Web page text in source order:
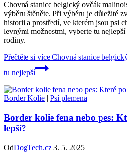
Chovná stanice belgický ovčák
výběru štěněte. Při výběru je důležité
historii a prostředí, ve kterém jsou psi
levnými možnostmi, vyberte tu nejlepší
rodiny.
Přečtěte si více Chovná stanice
tu nejlepší
Border Kolie | Psí plemena
Border kolie fena nebo pes:
lepší?
OdDogTech.cz 3. 5. 2025